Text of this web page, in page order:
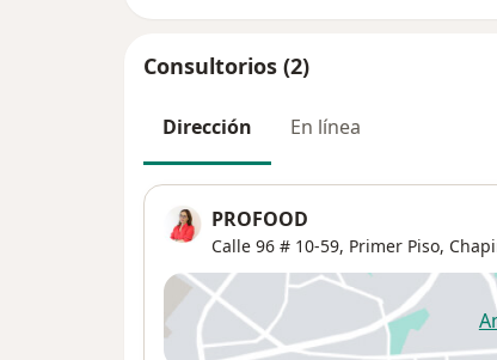
Consultorios (2)
Dirección En línea
PROFOOD
Calle 96 # 10-59, Primer Piso,